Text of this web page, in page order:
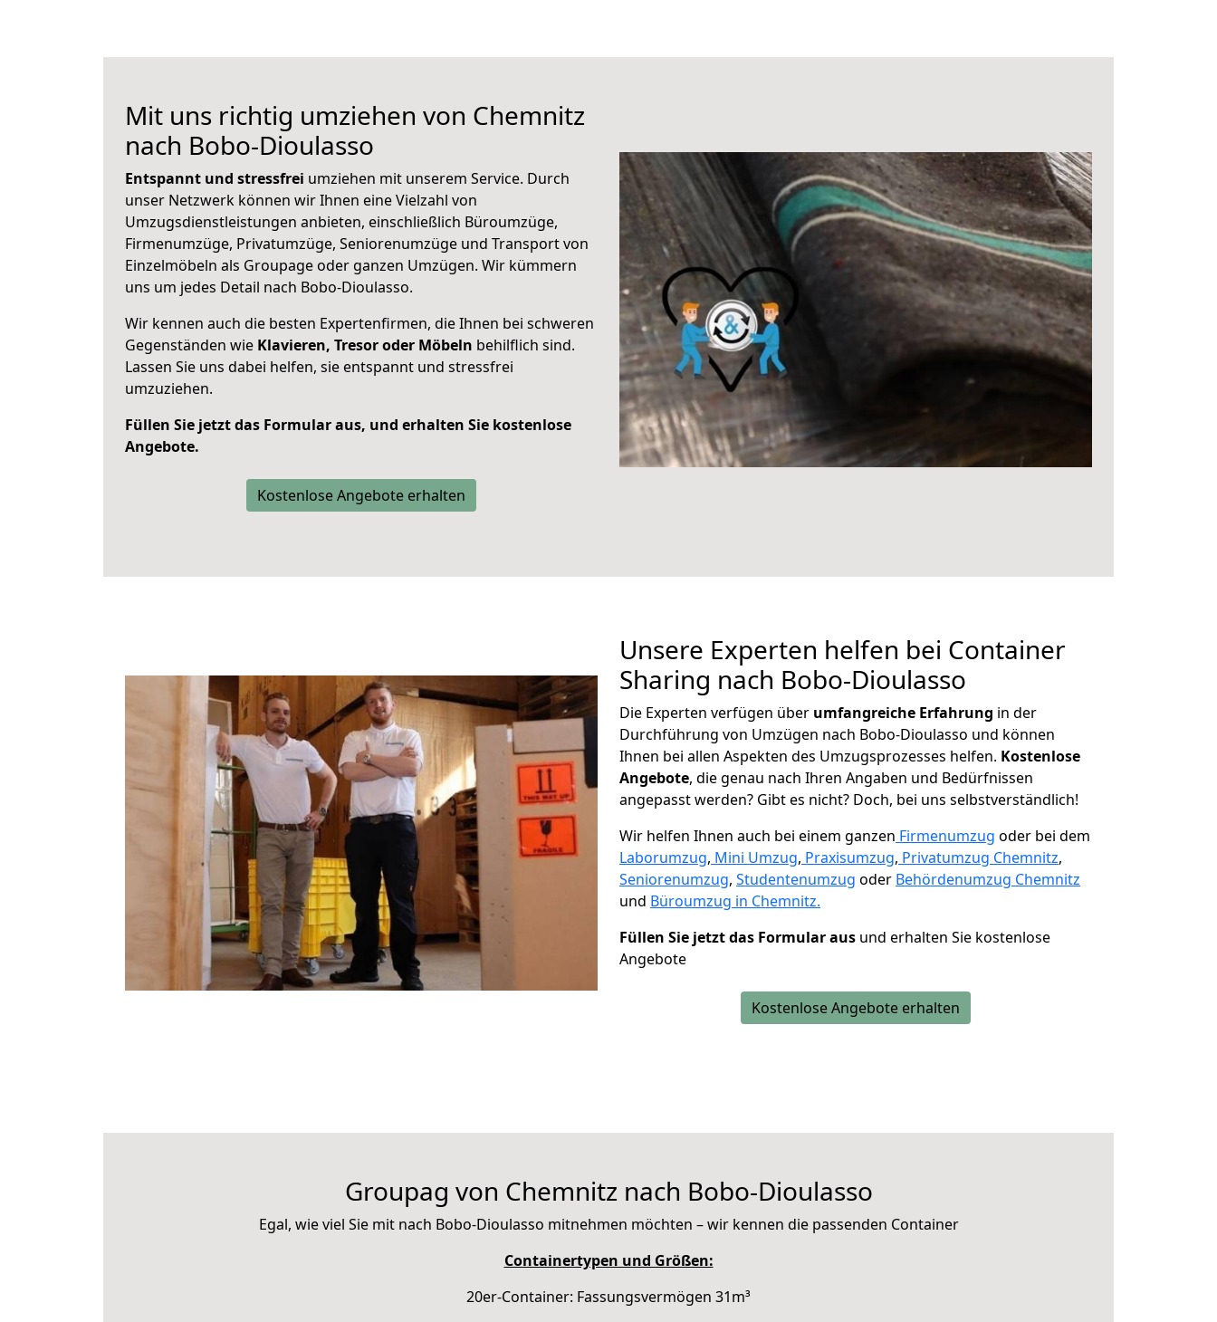
Mit uns richtig umziehen von Chemnitz
nach Bobo-Dioulasso
Entspannt und stressfrei umziehen mit unserem Service. Durch
unser Netzwerk können wir Ihnen eine Vielzahl von
Umzugsdienstleistungen anbieten, einschließlich Büroumzüge,
Firmenumzüge, Privatumzüge, Seniorenumzüge und Transport von
Einzelmöbeln als Groupage oder ganzen Umzügen. Wir kümmern
uns um jedes Detail nach Bobo-Dioulasso.
Wir kennen auch die besten Expertenfirmen, die Ihnen bei schweren
Gegenständen wie Klavieren, Tresor oder Möbeln behilflich sind.
Lassen Sie uns dabei helfen, sie entspannt und stressfrei
umzuziehen.
Füllen Sie jetzt das Formular aus, und erhalten Sie kostenlose
Angebote.
Kostenlose Angebote erhalten
Unsere Experten helfen bei Container
Sharing nach Bobo-Dioulasso
Die Experten verfügen über umfangreiche Erfahrung in der
Durchführung von Umzügen nach Bobo-Dioulasso und können
Ihnen bei allen Aspekten des Umzugsprozesses helfen. Kostenlose
Angebote, die genau nach Ihren Angaben und Bedürfnissen
angepasst werden? Gibt es nicht? Doch, bei uns selbstverständlich!
Wir helfen Ihnen auch bei einem ganzen Firmenumzug oder bei dem
Laborumzug, Mini Umzug, Praxisumzug, Privatumzug Chemnitz,
Seniorenumzug, Studentenumzug oder Behördenumzug Chemnitz
und Büroumzug in Chemnitz.
Füllen Sie jetzt das Formular aus und erhalten Sie kostenlose
Angebote
Kostenlose Angebote erhalten
Groupag von Chemnitz nach Bobo-Dioulasso
Egal, wie viel Sie mit nach Bobo-Dioulasso mitnehmen möchten – wir kennen die passenden Container
Containertypen und Größen:
20er-Container: Fassungsvermögen 31m³